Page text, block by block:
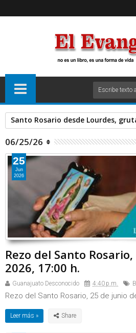
Santo Rosario desde Lourdes,
06/25/26
Rezo del Santo
2026, 17:00 h.
Guanajuato Desconocido 4:40 p.m.
Rezo del Santo Rosario, 25 de junio
Leer más »
25
Jun
2026